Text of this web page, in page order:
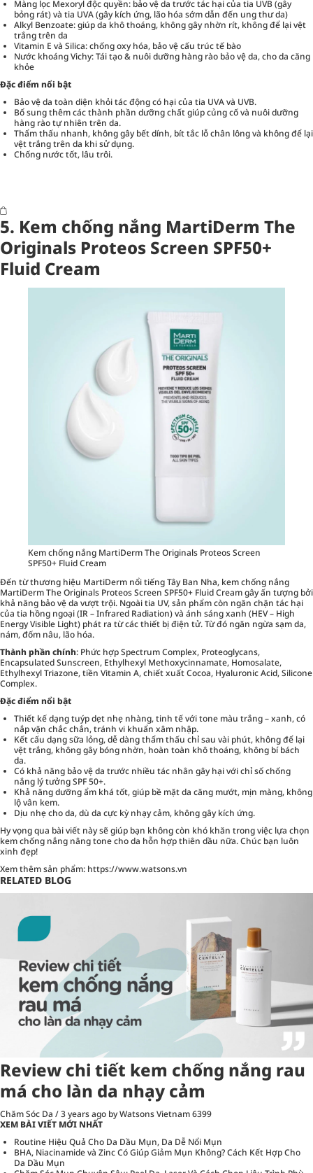
Màng lọc Mexoryl độc quyền: bảo vệ da trước tác hại của tia UVB (gây
bỏng rát) và tia UVA (gây kích ứng, lão hóa sớm dẫn đến ung thư da)
Alkyl Benzoate: giúp da khô thoáng, không gây nhờn rít, không để lại vệt
trắng trên da
Vitamin E và Silica: chống oxy hóa, bảo vệ cấu trúc tế bào
Nước khoáng Vichy: Tái tạo & nuôi dưỡng hàng rào bảo vệ da, cho da căng
khỏe
Đặc điểm nổi bật
Bảo vệ da toàn diện khỏi tác động có hại của tia UVA và UVB.
Bổ sung thêm các thành phần dưỡng chất giúp củng cố và nuôi dưỡng
hàng rào tự nhiên trên da.
Thẩm thấu nhanh, không gây bết dính, bít tắc lỗ chân lông và không để lại
vệt trắng trên da khi sử dụng.
Chống nước tốt, lâu trôi.
5. Kem chống nắng MartiDerm The
Originals Proteos Screen SPF50+
Fluid Cream
Kem chống nắng MartiDerm The Originals Proteos Screen
SPF50+ Fluid Cream
Đến từ thương hiệu MartiDerm nổi tiếng Tây Ban Nha, kem chống nắng
MartiDerm The Originals Proteos Screen SPF50+ Fluid Cream gây ấn tượng bởi
khả năng bảo vệ da vượt trội. Ngoài tia UV, sản phẩm còn ngăn chặn tác hại
của tia hồng ngoại (IR – Infrared Radiation) và ánh sáng xanh (HEV – High
Energy Visible Light) phát ra từ các thiết bị điện tử. Từ đó ngăn ngừa sạm da,
nám, đốm nâu, lão hóa.
Thành phần chính: Phức hợp Spectrum Complex, Proteoglycans,
Encapsulated Sunscreen, Ethylhexyl Methoxycinnamate, Homosalate,
Ethylhexyl Triazone, tiền Vitamin A, chiết xuất Cocoa, Hyaluronic Acid, Silicone
Complex.
Đặc điểm nổi bật
Thiết kế dạng tuýp dẹt nhẹ nhàng, tinh tế với tone màu trắng – xanh, có
nắp vặn chắc chắn, tránh vi khuẩn xâm nhập.
Kết cấu dạng sữa lỏng, dễ dàng thẩm thấu chỉ sau vài phút, không để lại
vệt trắng, không gây bóng nhờn, hoàn toàn khô thoáng, không bí bách
da.
Có khả năng bảo vệ da trước nhiều tác nhân gây hại với chỉ số chống
nắng lý tưởng SPF 50+.
Khả năng dưỡng ẩm khá tốt, giúp bề mặt da căng mướt, mịn màng, không
lộ vân kem.
Dịu nhẹ cho da, dù da cực kỳ nhạy cảm, không gây kích ứng.
Hy vọng qua bài viết này sẽ giúp bạn không còn khó khăn trong việc lựa chọn
kem chống nắng nâng tone cho da hỗn hợp thiên dầu nữa. Chúc bạn luôn
xinh đẹp!
Xem thêm sản phẩm: https://www.watsons.vn
RELATED BLOG
Review chi tiết kem chống nắng rau
má cho làn da nhạy cảm
Chăm Sóc Da /3 years ago by Watsons Vietnam6399
XEM BÀI VIẾT MỚI NHẤT
Routine Hiệu Quả Cho Da Dầu Mụn, Da Dễ Nổi Mụn
BHA, Niacinamide và Zinc Có Giúp Giảm Mụn Không? Cách Kết Hợp Cho
Da Dầu Mụn